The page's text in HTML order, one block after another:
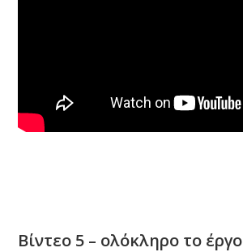
Βίντεο 5 – ολόκληρο το έργο